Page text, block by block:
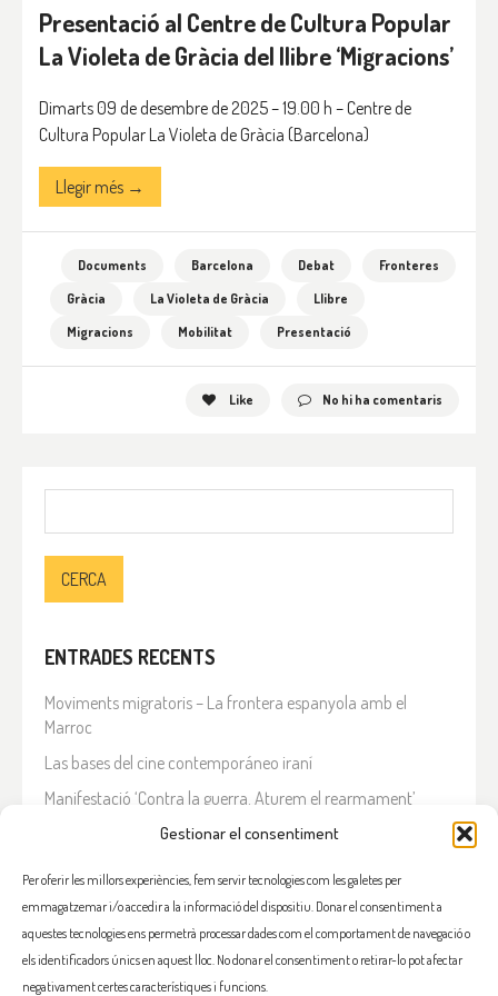
Gestionar el consentiment
Per oferir les millors experiències, fem servir tecnologies com les galetes per
emmagatzemar i/o accedir a la informació del dispositiu. Donar el consentiment a
aquestes tecnologies ens permetrà processar dades com el comportament de navegació o
els identificadors únics en aquest lloc. No donar el consentiment o retirar-lo pot afectar
negativament certes característiques i funcions.
Presentació al Centre de Cultura Popular
La Violeta de Gràcia del llibre ‘Migracions’
Dimarts 09 de desembre de 2025 – 19.00 h – Centre de
Cultura Popular La Violeta de Gràcia (Barcelona)
Llegir més →
Documents Barcelona Debat
Fronteres
Gràcia
La Violeta de Gràcia
Llibre
Migracions
Mobilitat Presentació
Like No hi ha comentaris
ENTRADES RECENTS
Moviments migratoris – La frontera espanyola amb el
Marroc
Las bases del cine contemporáneo iraní
Manifestació ‘Contra la guerra. Aturem el rearmament’
En solidaritat amb el Líban
Què està passant a l’Iran?
COMENTARIS RECENTS